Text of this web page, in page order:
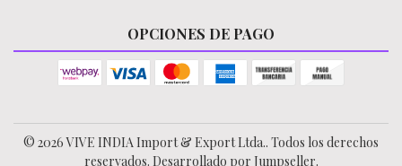
OPCIONES DE PAGO
© 2026 VIVE INDIA Import & Export Ltda.. Todos los derechos
reservados. Desarrollado por Jumpseller.